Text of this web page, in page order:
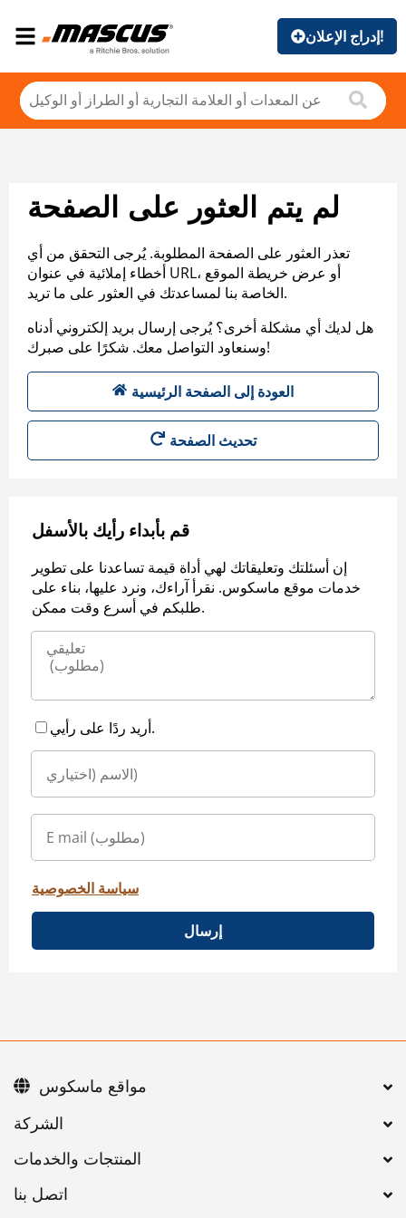
إدراج الإعلان!
لم يتم العثور على الصفحة
تعذر العثور على الصفحة المطلوبة. يُرجى التحقق من أي
أخطاء إملائية في عنوان URL، أو عرض خريطة الموقع
الخاصة بنا لمساعدتك في العثور على ما تريد.
هل لديك أي مشكلة أخرى؟ يُرجى إرسال بريد إلكتروني أدناه
وسنعاود التواصل معك. شكرًا على صبرك!
العودة إلى الصفحة الرئيسية
تحديث الصفحة
قم بأبداء رأيك بالأسفل
إن أسئلتك وتعليقاتك لهي أداة قيمة تساعدنا على تطوير
خدمات موقع ماسكوس. نقرأ آراءك، ونرد عليها، بناء على
طلبكم في أسرع وقت ممكن.
أريد ردًا على رأيي.
سياسة الخصوصية
إرسال
اتصل بنا
مواقع ماسكوس